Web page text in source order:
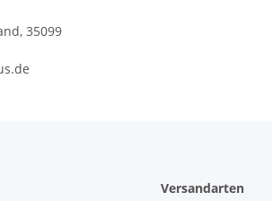
35099
Versandarten